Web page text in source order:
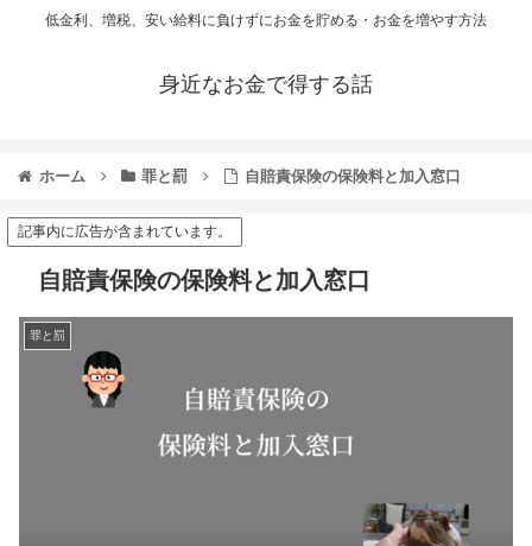
低金利、増税、安い給料に負けずにお金を貯める・お金を増やす方法
身近なお金で得する話
ホーム 罪と罰 自賠責保険の保険料と加入窓口
記事内に広告が含まれています。
自賠責保険の保険料と加入窓口
罪と罰